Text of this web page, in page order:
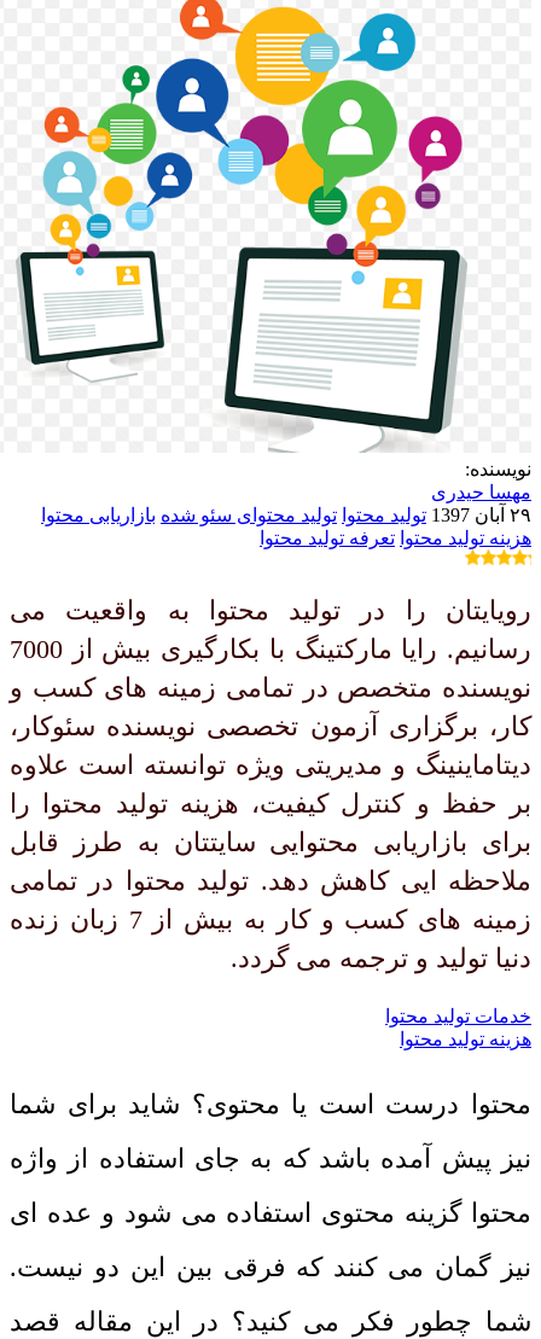
نویسنده:
مهسا حیدری
۲۹ آبان 1397
تولید محتوا تولید محتوای سئو شده بازاریابی محتوا
هزینه تولید محتوا تعرفه تولید محتوا
رویایتان را در تولید محتوا به واقعیت می
رسانیم. رایا مارکتینگ با بکارگیری بیش از 7000
نویسنده متخصص در تمامی زمینه های کسب و
کار، برگزاری آزمون تخصصی نویسنده سئوکار،
دیتاماینینگ و مدیریتی ویژه توانسته است علاوه
بر حفظ و کنترل کیفیت، هزینه تولید محتوا را
برای بازاریابی محتوایی سایتتان به طرز قابل
ملاحظه ایی کاهش دهد. تولید محتوا در تمامی
زمینه های کسب و کار به بیش از 7 زبان زنده
دنیا تولید و ترجمه می گردد.
خدمات تولید محتوا
هزینه تولید محتوا
محتوا درست است یا محتوی؟ شاید برای شما
نیز پیش آمده باشد که به جای استفاده از واژه
محتوا گزینه محتوی استفاده می شود و عده ای
نیز گمان می کنند که فرقی بین این دو نیست.
شما چطور فکر می کنید؟ در این مقاله قصد